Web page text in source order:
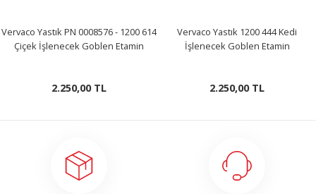
Vervaco Yastık PN 0008576 - 1200 614
Çiçek İşlenecek Goblen Etamin
2.250,00 TL
Vervaco Yastık 1200 444 Kedi
İşlenecek Goblen Etamin
2.250,00 TL